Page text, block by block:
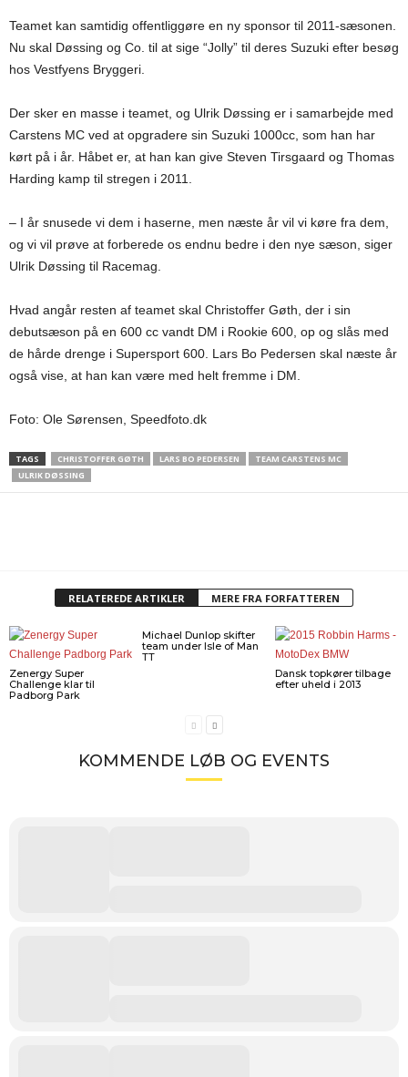
Teamet kan samtidig offentliggøre en ny sponsor til 2011-sæsonen.
Nu skal Døssing og Co. til at sige “Jolly” til deres Suzuki efter besøg
hos Vestfyens Bryggeri.
Der sker en masse i teamet, og Ulrik Døssing er i samarbejde med
Carstens MC ved at opgradere sin Suzuki 1000cc, som han har
kørt på i år. Håbet er, at han kan give Steven Tirsgaard og Thomas
Harding kamp til stregen i 2011.
– I år snusede vi dem i haserne, men næste år vil vi køre fra dem,
og vi vil prøve at forberede os endnu bedre i den nye sæson, siger
Ulrik Døssing til Racemag.
Hvad angår resten af teamet skal Christoffer Gøth, der i sin
debutsæson på en 600 cc vandt DM i Rookie 600, op og slås med
de hårde drenge i Supersport 600. Lars Bo Pedersen skal næste år
også vise, at han kan være med helt fremme i DM.
Foto: Ole Sørensen, Speedfoto.dk
TAGS CHRISTOFFER GØTH LARS BO PEDERSEN
TEAM CARSTENS MC
ULRIK DØSSING
RELATEREDE ARTIKLER MERE FRA FORFATTEREN
Zenergy Super
Challenge klar til
Padborg Park
Michael Dunlop skifter
team under Isle of Man
TT
Dansk topkører tilbage
efter uheld i 2013
KOMMENDE LØB OG EVENTS